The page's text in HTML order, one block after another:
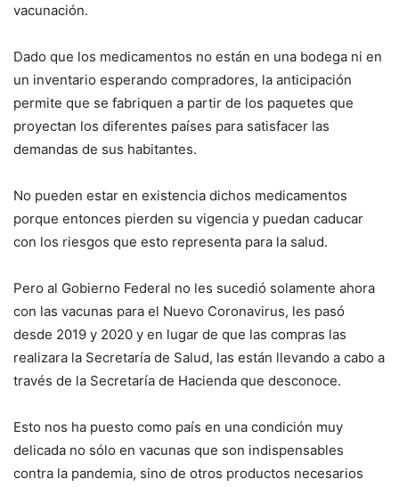
vacunación.
Dado que los medicamentos no están en una bodega ni en
un inventario esperando compradores, la anticipación
permite que se fabriquen a partir de los paquetes que
proyectan los diferentes países para satisfacer las
demandas de sus habitantes.
No pueden estar en existencia dichos medicamentos
porque entonces pierden su vigencia y puedan caducar
con los riesgos que esto representa para la salud.
Pero al Gobierno Federal no les sucedió solamente ahora
con las vacunas para el Nuevo Coronavirus, les pasó
desde 2019 y 2020 y en lugar de que las compras las
realizara la Secretaría de Salud, las están llevando a cabo a
través de la Secretaría de Hacienda que desconoce.
Esto nos ha puesto como país en una condición muy
delicada no sólo en vacunas que son indispensables
contra la pandemia, sino de otros productos necesarios